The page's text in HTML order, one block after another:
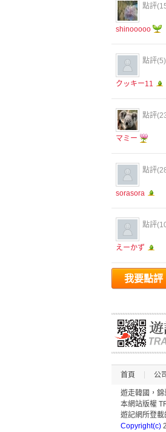
點評
shinooooo
點評(5)
クッキー11
點評
マミー
點評
sorasora
點評
えーかず
我要點評
首頁 公
遊走韓國，錦
本網站版權
遊記網所登
Copyright(c)